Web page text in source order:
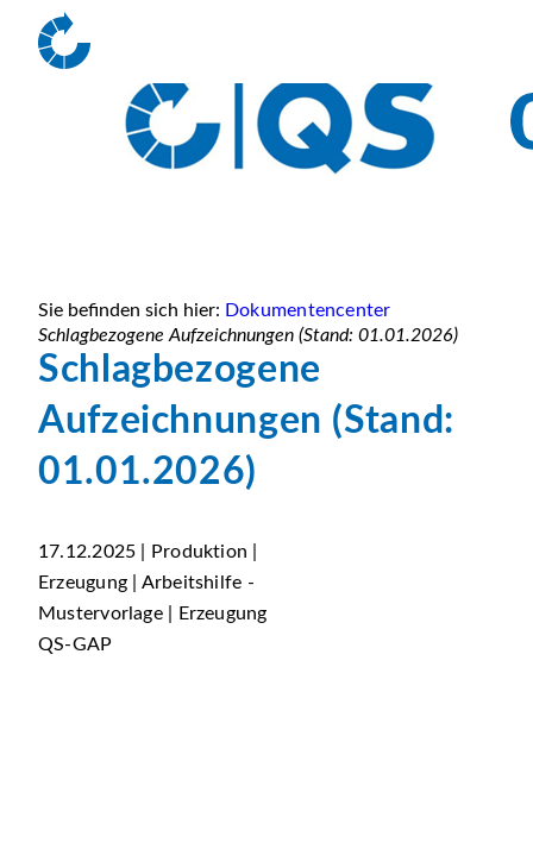
Sie befinden sich hier: Dokumentencenter
Schlagbezogene Aufzeichnungen (Stand: 01.01.2026)
Schlagbezogene
Aufzeichnungen (Stand:
01.01.2026)
17.12.2025 | Produktion |
Erzeugung | Arbeitshilfe -
Mustervorlage | Erzeugung
QS-GAP